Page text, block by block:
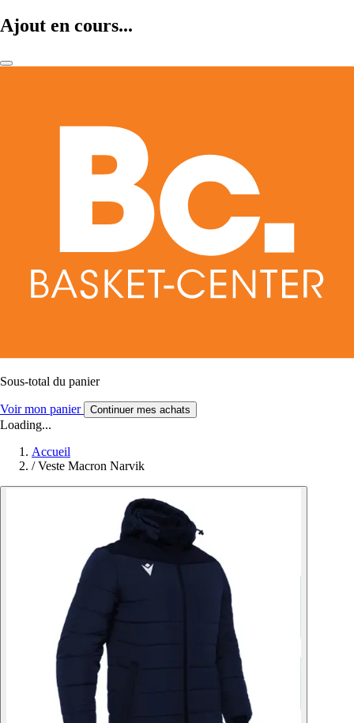
Ajout en cours...
Sous-total du panier
Voir mon panier Continuer mes achats
Loading...
Accueil
/ Veste Macron Narvik